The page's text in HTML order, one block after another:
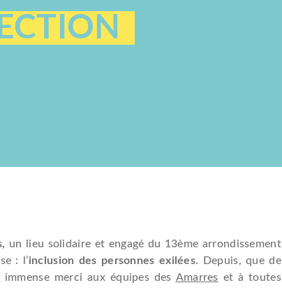
un lieu solidaire et engagé du 13ème arrondissement
: l’inclusion des personnes exilées. Depuis, que de
merci aux équipes des Amarres et à toutes